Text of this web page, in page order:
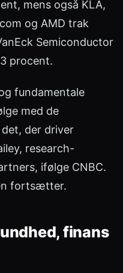
mens også KLA,
og AMD trak
Semiconductor
procent.
fundamentale
med de
der driver
research-
ifølge CNBC.
fortsætter.
finans